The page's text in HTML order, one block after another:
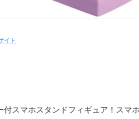
イト
付スマホスタンドフィギュア！スマ